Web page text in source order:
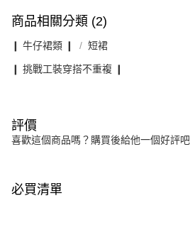
商品相關分類 (2)
❙ 牛仔裙類 ❙ 短裙
❙ 挑戰工裝穿搭不重複 ❙
評價
喜歡這個商品嗎？購買後給他一個好評吧
必買清單